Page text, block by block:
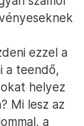
ezzel a
a teendő,
helyez
Mi lesz az
a